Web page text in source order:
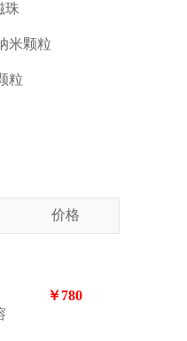
珠
米颗粒
粒
价格
￥780